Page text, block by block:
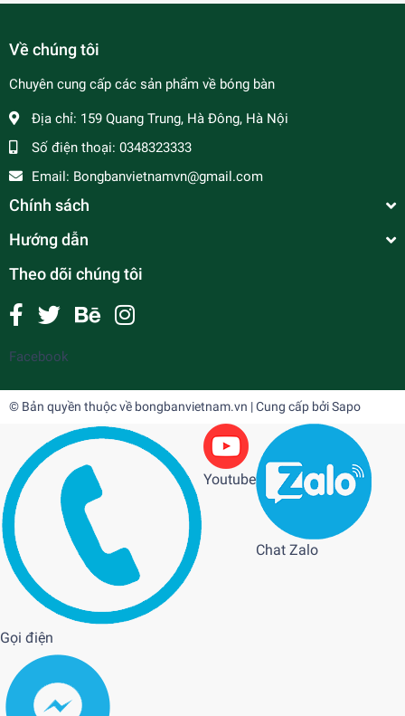
Về chúng tôi
Chuyên cung cấp các sản phẩm về bóng bàn
Địa chỉ: 159 Quang Trung, Hà Đông, Hà Nội
Số điện thoại: 0348323333
Email: Bongbanvietnamvn@gmail.com
Chính sách
Hướng dẫn
Theo dõi chúng tôi
Facebook
© Bản quyền thuộc về bongbanvietnam.vn | Cung cấp bởiSapo
Gọi điện
Youtube
Chat Zalo